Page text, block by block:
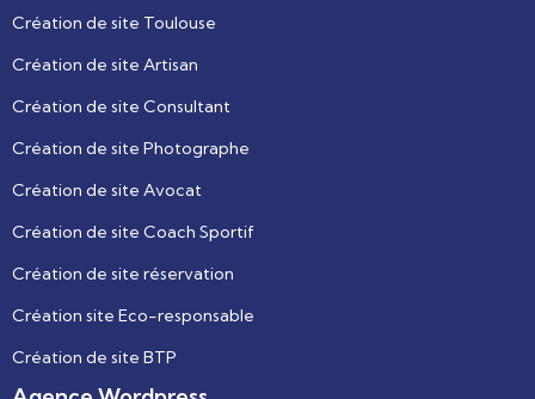
Création de site Toulouse
Création de site Artisan
Création de site Consultant
Création de site Photographe
Création de site Avocat
Création de site Coach Sportif
Création de site réservation
Création site Eco-responsable
Création de site BTP